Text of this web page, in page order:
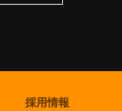
採用情報